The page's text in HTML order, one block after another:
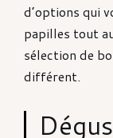
d’options qui
papilles tout
sélection de
différent.